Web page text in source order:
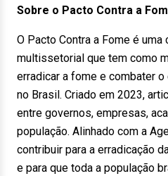
Sobre o Pacto Contra a
O Pacto Contra a Fome é
multissetorial que tem como
erradicar a fome e combater
no Brasil. Criado em 2023,
entre governos, empresas,
população. Alinhado com a
contribuir para a erradicação
e para que toda a população